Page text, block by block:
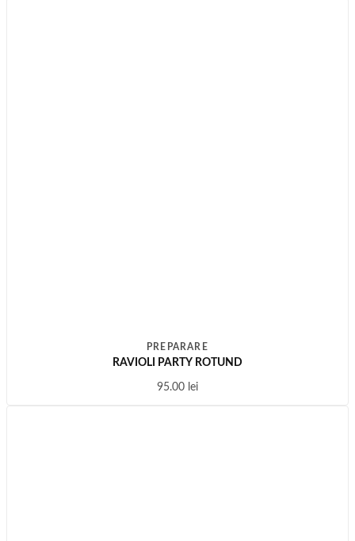
PREPARARE
RAVIOLI PARTY ROTUND
95.00 lei